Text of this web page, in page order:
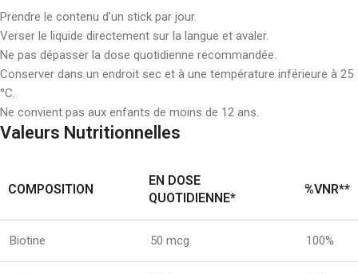
Prendre le contenu d’un stick par jour.
Verser le liquide directement sur la langue et avaler.
Ne pas dépasser la dose quotidienne recommandée.
Conserver dans un endroit sec et à une température inférieure à 25
°C.
Ne convient pas aux enfants de moins de 12 ans.
Valeurs Nutritionnelles
COMPOSITION
EN DOSE
QUOTIDIENNE*
%VNR**
Biotine 50 mcg 100%